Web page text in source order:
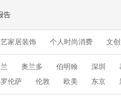
告
家居装饰 个人时尚消费 文
奥兰多 伯明翰 深圳
伦萨 伦敦 欧美 东京